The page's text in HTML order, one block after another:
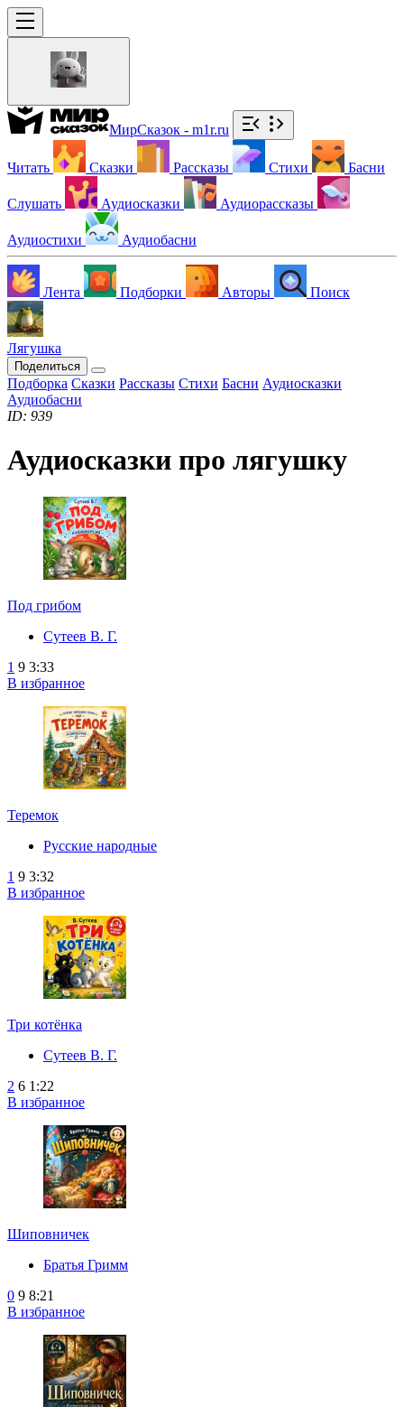
МирСказок - m1r.ru
Читать Сказки Рассказы Стихи Басни
Слушать Аудиосказки Аудиорассказы
Аудиостихи Аудиобасни
Лента Подборки Авторы Поиск
Лягушка
Поделиться
Подборка Сказки Рассказы Стихи Басни Аудиосказки
Аудиобасни
ID: 939
Аудиосказки про лягушку
Под грибом
Сутеев В. Г.
1 9 3:33
В избранное
Теремок
Русские народные
1 9 3:32
В избранное
Три котёнка
Сутеев В. Г.
2 6 1:22
В избранное
Шиповничек
Братья Гримм
0 9 8:21
В избранное